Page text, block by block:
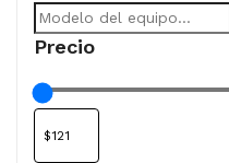
Precio